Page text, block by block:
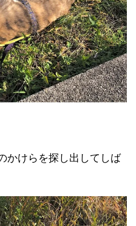
かけらを探し出してしば